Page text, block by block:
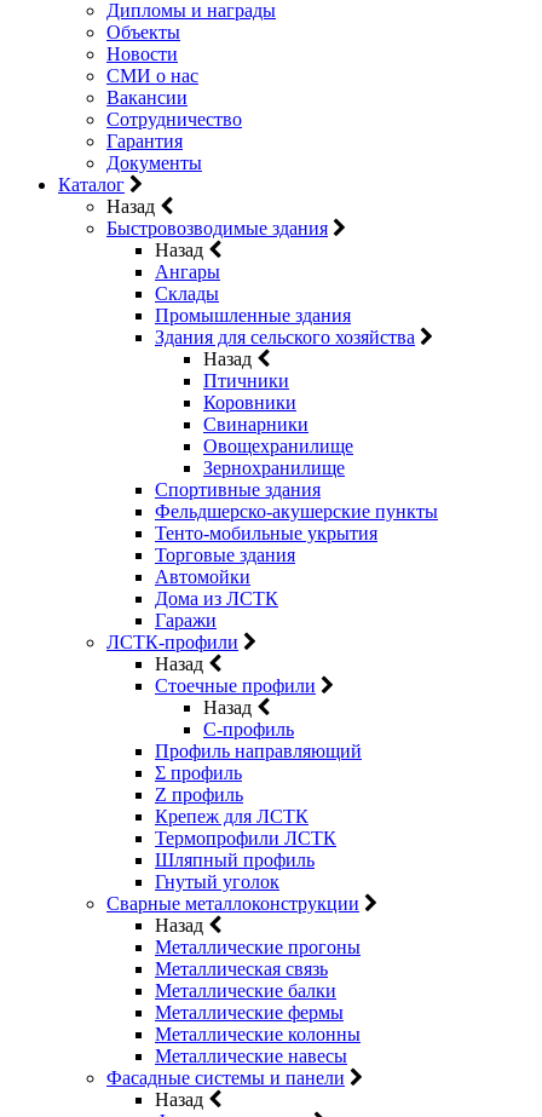
Дипломы и награды
Объекты
Новости
СМИ о нас
Вакансии
Сотрудничество
Гарантия
Документы
Каталог
Назад
Быстровозводимые здания
Назад
Ангары
Склады
Промышленные здания
Здания для сельского хозяйства
Назад
Птичники
Коровники
Свинарники
Овощехранилище
Зернохранилище
Спортивные здания
Фельдшерско-акушерские пункты
Тенто-мобильные укрытия
Торговые здания
Автомойки
Дома из ЛСТК
Гаражи
ЛСТК-профили
Назад
Стоечные профили
Назад
C-профиль
Профиль направляющий
Σ профиль
Z профиль
Крепеж для ЛСТК
Термопрофили ЛСТК
Шляпный профиль
Гнутый уголок
Сварные металлоконструкции
Назад
Металлические прогоны
Металлическая связь
Металлические балки
Металлические фермы
Металлические колонны
Металлические навесы
Фасадные системы и панели
Назад